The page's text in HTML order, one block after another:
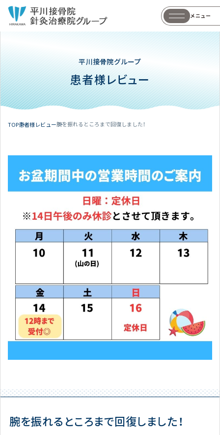
メニュー
平川接骨院グループ
患者様レビュー
TOP患者様レビュー腕を振れるところまで回復しました！
腕を振れるところまで回復しました！